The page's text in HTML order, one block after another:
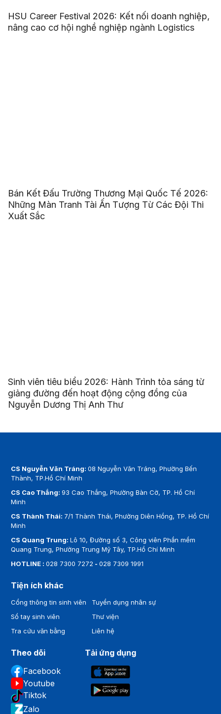
HSU Career Festival 2026: Kết nối doanh nghiệp,
nâng cao cơ hội nghề nghiệp ngành Logistics
Bán Kết Đấu Trường Thương Mại Quốc Tế 2026:
Những Màn Tranh Tài Ấn Tượng Từ Các Đội Thi
Xuất Sắc
Sinh viên tiêu biểu 2026: Hành Trình tỏa sáng từ
giảng đường đến hoạt động cộng đồng của
Nguyễn Dương Thị Anh Thư
CS Nguyễn Văn Tráng:08 Nguyễn Văn Tráng, Phường Bến
Thành, TP.Hồ Chí Minh
CS Cao Thắng:93 Cao Thắng, Phường Bàn Cờ, TP. Hồ Chí
Minh
CS Thành Thái: 7/1 Thành Thái, Phường Diên Hồng, TP. Hồ Chí
Minh
CS Quang Trung:Lô 10, Đường số 3, Công viên Phần mềm
Quang Trung, Phường Trung Mỹ Tây, TP.Hồ Chí Minh
HOTLINE :028 7300 7272 -028 7309 1991
Tiện ích khác
Cổng thông tin sinh viên
Sổ tay sinh viên
Tra cứu văn bằng
Tuyển dụng nhân sự
Thư viện
Liên hệ
Theo dõi
Facebook
Youtube
Tiktok
Zalo
Tải ứng dụng